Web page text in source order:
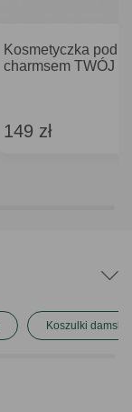
Kosmetyczka
charmsem TWÓJ
149 zł
Koszulki damskie